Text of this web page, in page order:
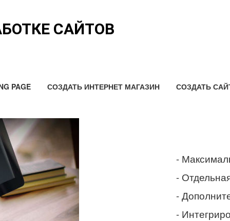
САЙТОВ
PAGE СОЗДАТЬ ИНТЕРНЕТ МАГАЗИН СОЗДАТЬ
-
-
-
-